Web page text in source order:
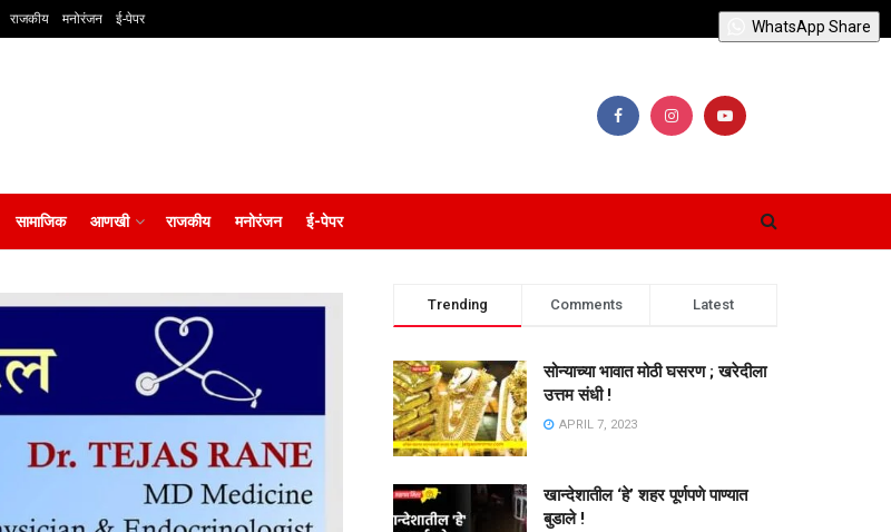
राजकीय मनोरंजन ई-पेपर
सामाजिक आणखी राजकीय मनोरंजन ई-पेपर
Trending Comments Latest
सोन्याच्या भावात मोठी घसरण ; खरेदीला
उत्तम संधी !
APRIL 7, 2023
खान्देशातील ‘हे’ शहर पूर्णपणे पाण्यात
बुडाले !
WhatsApp Share